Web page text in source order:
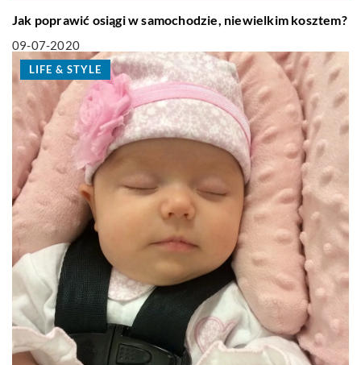
TECHNOLOGIA
Jak poprawić osiągi w samochodzie, niewielkim kosztem?
09-07-2020
LIFE & STYLE